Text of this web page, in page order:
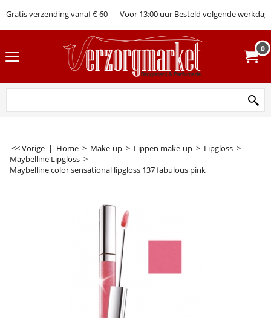
Gratis verzending vanaf € 60 Voor 13:00 uur Besteld volgende werkdag
0
<< Vorige | Home > Make-up > Lippen make-up > Lipgloss >
Maybelline Lipgloss >
Maybelline color sensational lipgloss 137 fabulous pink